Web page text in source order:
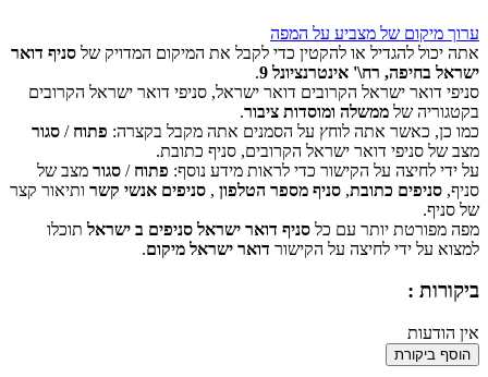
‏דף זה לא יכול לטעון את מפות Google כראוי.
האם האתר הזה בבעלותך? אישור
ערוך מיקום של מצביע על המפה
אתה יכול להגדיל או להקטין כדי לקבל את המיקום המדויק של סניף דואר
ישראל בחיפה, רח\' אינטרנציונל 9
.
סניפי דואר ישראל הקרובים דואר ישראל, סניפי דואר ישראל הקרובים
בקטגוריה של ממשלה ומוסדות ציבור.
כמו כן, כאשר אתה לוחץ על הסמנים אתה מקבל בקצרה: פתוח / סגור
מצב של סניפי דואר ישראל הקרובים, סניף כתובת.
על ידי לחיצה על הקישור כדי לראות מידע נוסף: פתוח / סגור מצב של
סניף, סניפים כתובת, סניף מספר הטלפון , סניפים אנשי קשר ותיאור קצר
של סניף.
מפה מפורטת יותר עם כל סניף דואר ישראל סניפים ב ישראל תוכלו
למצוא על ידי לחיצה על הקישור דואר ישראל מיקום.
ביקורות :
אין הודעות
הוסף ביקורת